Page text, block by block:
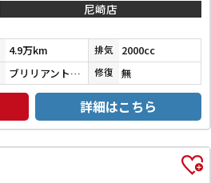
尼崎店
4.9万km 排気 2000cc
ブリリアントホワイトパール３コートパール 修復 無
詳細はこちら